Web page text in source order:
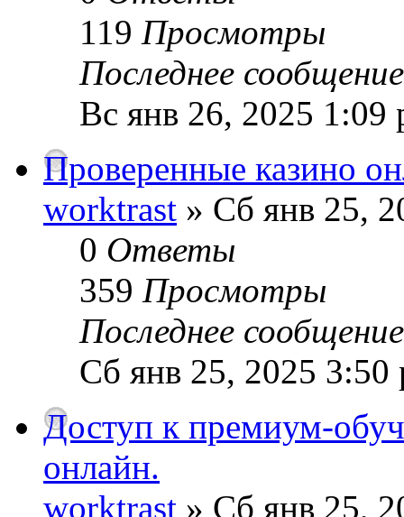
119 Просмотры
Последнее
Вс янв 26, 2025 1:09
Проверенные казино
worktrast » Сб янв 25,
0 Ответы
359 Просмотры
Последнее
Сб янв 25, 2025 3:50
Доступ к премиум-
онлайн.
worktrast » Сб янв 25,